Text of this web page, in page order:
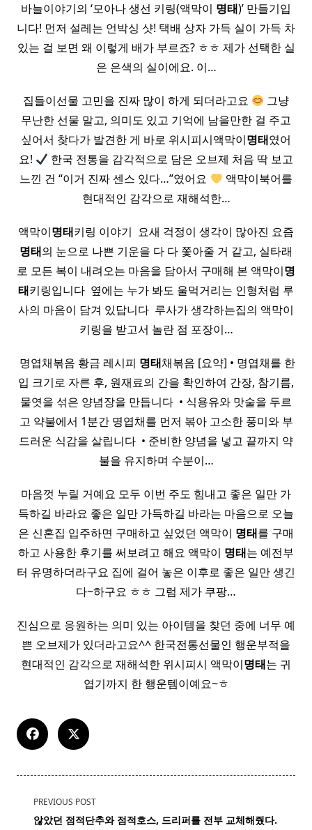
바늘이야기의 ‘모아나 생선 키링(액막이 명태)’ 만들기입
니다! 먼저 설레는 언박싱 샷! 택배 상자 가득 실이 가득 차
있는 걸 보면 왜 이렇게 배가 부르죠? ㅎㅎ 제가 선택한 실
은 은색의 실이에요. 이…
집들이선물 고민을 진짜 많이 하게 되더라고요
그냥
무난한 선물 말고, 의미도 있고 기억에 남을만한 걸 주고
싶어서 찾다가 발견한 게 바로 위시피시액막이명태였어
요!
한국 전통을 감각적으로 담은 오브제 처음 딱 보고
느낀 건 “이거 진짜 센스 있다…”였어요
액막이북어를
현대적인 감각으로 재해석한…
액막이명태키링 이야기 ​ 요새 걱정이 생각이 많아진 요즘
명태의 눈으로 나쁜 기운을 다 다 쫓아줄 거 같고, 실타래
로 모든 복이 내려오는 마음을 담아서 구매해 본 액막이명
태키링입니다 ​ 옆에는 누가 봐도 울먹거리는 인형처럼 루
사의 마음이 담겨 있답니다 ​ 루사가 생각하는집의 액막이
키링을 받고서 놀란 점 포장이…
​ 명엽채볶음 황금 레시피 명태채볶음 [요약] • 명엽채를 한
입 크기로 자른 후, 원재료의 간을 확인하여 간장, 참기름,
물엿을 섞은 양념장을 만듭니다 ​ • 식용유와 맛술을 두르
고 약불에서 1분간 명엽채를 먼저 볶아 고소한 풍미와 부
드러운 식감을 살립니다 ​ • 준비한 양념을 넣고 끝까지 약
불을 유지하며 수분이…
마음껏 누릴 거예요 모두 이번 주도 힘내고 좋은 일만 가
득하길 바라요 좋은 일만 가득하길 바라는 마음으로 오늘
은 신혼집 입주하면 구매하고 싶었던 액막이 명태를 구매
하고 사용한 후기를 써보려고 해요 액막이 명태는 예전부
터 유명하더라구요 집에 걸어 놓은 이후로 좋은 일만 생긴
다~하구요 ㅎㅎ 그럼 제가 쿠팡…
진심으로 응원하는 의미 있는 아이템을 찾던 중에 너무 예
쁜 오브제가 있더라고요^^ 한국전통선물인 행운부적을
현대적인 감각으로 재해석한 위시피시 액막이명태는 귀
엽기까지 한 행운템이예요~ㅎ
<span
class="nav-
PREVIOUS POST
않았던 점적단추와 점적호스, 드리퍼를 전부 교체해줬다.